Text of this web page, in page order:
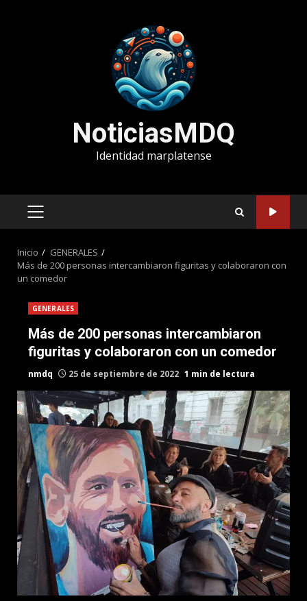
NoticiasMDQ
Identidad marplatense
MENÚ
Inicio
GENERALES
Más de 200 personas intercambiaron figuritas y colaboraron con
un comedor
GENERALES
Más de 200 personas intercambiaron
figuritas y colaboraron con un comedor
nmdq 25 de septiembre de 2022 1 min de lectura